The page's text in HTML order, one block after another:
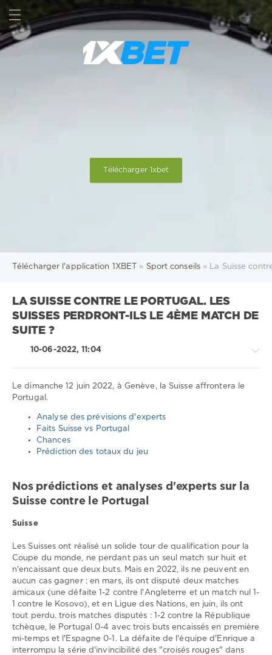
RECHERCHE
Télécharger 1xbet
Télécharger l'application 1XBET » Sport conseils » La Suisse
LA SUISSE CONTRE LE PORTUGAL. LES
SUISSES PERDRONT-ILS LE 4ÈME MATCH DE
SUITE ?
10-06-2022, 11:04
Sport
conseils
Pronostics
Télécharger
1xbet
0
Suisse,
Portugal,
Ligue
des
Nations
Le dimanche 12 juin 2022, à Genève, la Suisse affrontera le
Portugal.
Analyse des prévisions d'experts
Faits Suisse vs Portugal
Chances
Prédiction des totaux du jeu
Nos prédictions et analyses d'experts sur la
Suisse contre le Portugal
Suisse
Les Suisses ont réalisé un solide tour de qualification pour la
Coupe du monde, ne perdant pas un seul match sur huit et
n'encaissant que deux buts. Mais en 2022, ils ne peuvent en
aucun cas gagner : en mars, ils ont disputé deux matches
amicaux (une défaite 1-2 contre l'Angleterre et un match nul 1-
1 contre le Kosovo), et en Ligue des Nations, en juin, ils ont
tout perdu. trois matches disputés : 1-2 contre la République
tchèque, le Portugal 0-4 avec trois buts encaissés en première
mi-temps et l'Espagne 0-1. La défaite de l'équipe d'Enrique a
interrompu la série d'invincibilité des "croisés rouges" dans